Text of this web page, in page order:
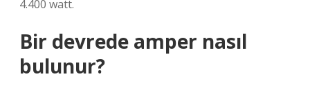
4.400 watt.
Bir devrede amper nasıl
bulunur?